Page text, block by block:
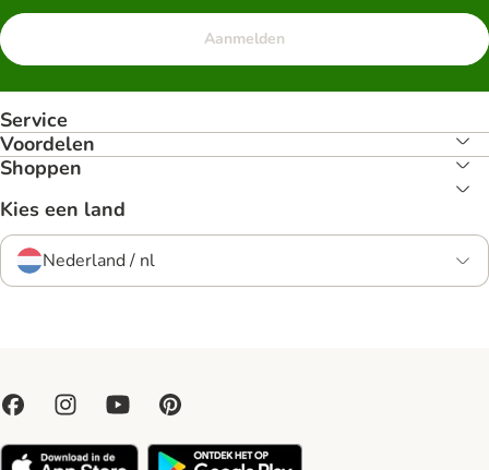
Aanmelden
Service
Voordelen
Shoppen
Kies een land
Nederland / nl